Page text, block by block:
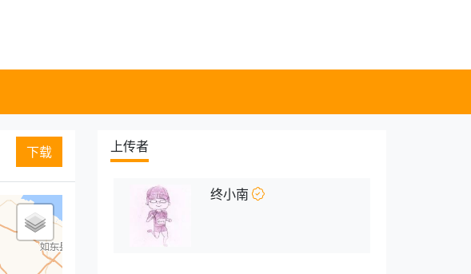
下载 上传者
终小南